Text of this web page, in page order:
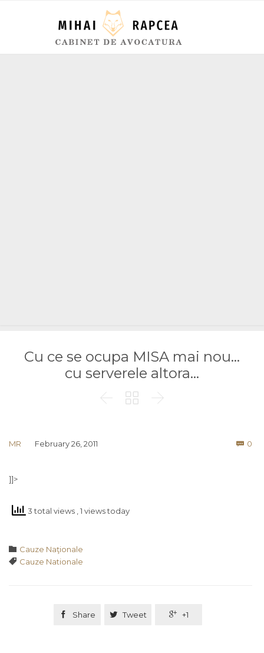
Cu ce se ocupa MISA mai nou…
cu serverele altora…
  
MR February 26, 2011  0
]]>
3 total views , 1 views today
 Category
Cauze Naţionale
 Tags
Cauze Nationale
 Share  Tweet  +1